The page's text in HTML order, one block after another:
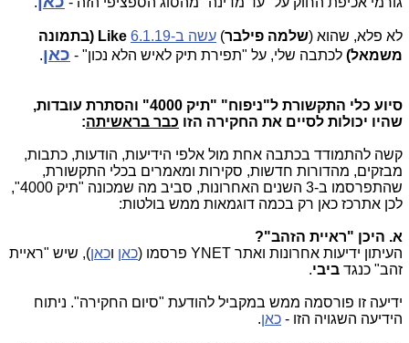
לא פלא, שהוא (שלמה פילבר) עשה ב-6.1.19
Like (בתמונה
משמאל) לכתבה שלי, על "תפירת תיק לאיש הלא נכון" - כאן.
סיוע כלי התקשורת ל"ניפוח" "תיק 4000" והסתרת עובדות,
שהיו יכולות לסיים את החקירה הזו כבר בראשיתה:
קשה להתמודד בכתבה אחת מול אלפי הידיעות, הודעות, כתבות,
מבזקים, מהדורות חדשות, סקירות ומאמרים בכלי התקשורת,
שהתפרסמו ב-3 השנים האחרונות, סביב מה שמכונה "תיק 4000",
לכן אתרכז כאן רק בכמה דוגמאות ממש בולטות:
א. היכן "ראיית הזהב"?
העיתון ידיעות אחרונות ואתר YNET פרסמו (
כאן וכאן), שיש "ראיית
זהב" כנגד ביבי.
ידיעה זו פורסמה ממש במקביל להודעת "סיום החקירה". ניתוח
הידיעה השגויה הזו - כאן.